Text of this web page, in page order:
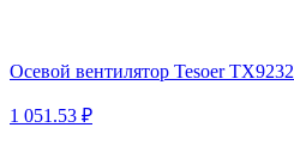
Осевой вентилятор Tesoer
1 051.53 ₽